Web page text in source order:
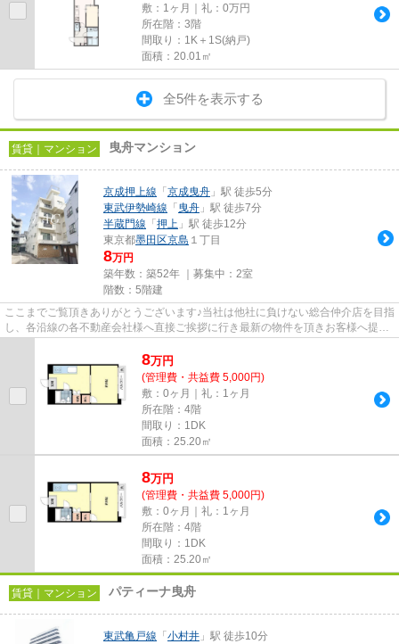
敷：1ヶ月｜礼：0万円
所在階：3階
間取り：1K＋1S(納戸)
面積：20.01㎡
全5件を表示する
賃貸｜マンション 曳舟マンション
京成押上線 「 京成曳舟 」駅 徒歩5分
東武伊勢崎線 「 曳舟 」駅 徒歩7分
半蔵門線 「 押上 」駅 徒歩12分
東京都墨田区京島 １丁目
8万円
築年数：築52年 ｜募集中： 2室
階数：5階建
ここまでご覧頂きありがとうございます♪当社は他社に負けない総合仲介店を目指
し、各沿線の各不動産会社様へ直接ご挨拶に行き最新の物件を頂きお客様へ提供
8万円
(管理費・共益費 5,000円)
敷：0ヶ月｜礼：1ヶ月
所在階：4階
間取り：1DK
面積：25.20㎡
8万円
(管理費・共益費 5,000円)
敷：0ヶ月｜礼：1ヶ月
所在階：4階
間取り：1DK
面積：25.20㎡
賃貸｜マンション パティーナ曳舟
東武亀戸線 「 小村井 」駅 徒歩10分